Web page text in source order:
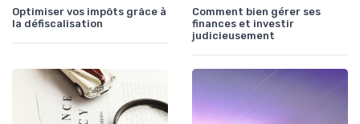
Optimiser vos impôts grâce à
la défiscalisation
Comment bien gérer ses
finances et investir
judicieusement